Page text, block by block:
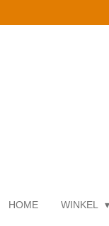
HOME WINKEL